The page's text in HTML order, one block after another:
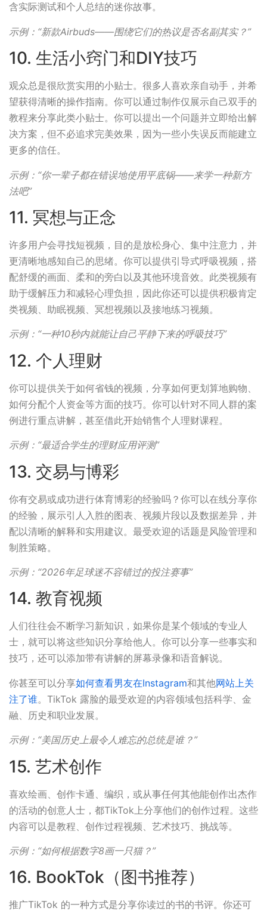
含实际测试和个人总结的迷你故事。
示例：“新款Airbuds——围绕它们的热议是否名副其实？”
10. 生活小窍门和DIY技巧
观众总是很欣赏实用的小贴士。很多人喜欢亲自动手，并希
望获得清晰的操作指南。你可以通过制作仅展示自己双手的
教程来分享此类小贴士。你可以提出一个问题并立即给出解
决方案，但不必追求完美效果，因为一些小失误反而能建立
更多的信任。
示例：“你一辈子都在错误地使用平底锅——来学一种新方
法吧”
11. 冥想与正念
许多用户会寻找短视频，目的是放松身心、集中注意力，并
更清晰地感知自己的思绪。你可以提供引导式呼吸视频，搭
配舒缓的画面、柔和的旁白以及其他环境音效。此类视频有
助于缓解压力和减轻心理负担，因此你还可以提供积极肯定
类视频、助眠视频、冥想视频以及接地练习视频。
示例：“一种10秒内就能让自己平静下来的呼吸技巧”
12. 个人理财
你可以提供关于如何省钱的视频，分享如何更划算地购物、
如何分配个人资金等方面的技巧。你可以针对不同人群的案
例进行重点讲解，甚至借此开始销售个人理财课程。
示例：“最适合学生的理财应用评测”
13. 交易与博彩
你有交易或成功进行体育博彩的经验吗？你可以在线分享你
的经验，展示引人入胜的图表、视频片段以及数据差异，并
配以清晰的解释和实用建议。最受欢迎的话题是风险管理和
制胜策略。
示例：“2026年足球迷不容错过的投注赛事”
14. 教育视频
人们往往会不断学习新知识，如果你是某个领域的专业人
士，就可以将这些知识分享给他人。你可以分享一些事实和
技巧，还可以添加带有讲解的屏幕录像和语音解说。
你甚至可以分享如何查看男友在Instagram和其他网站上关
注了谁。TikTok 露脸的最受欢迎的内容领域包括科学、金
融、历史和职业发展。
示例：“美国历史上最令人难忘的总统是谁？”
15. 艺术创作
喜欢绘画、创作卡通、编织，或从事任何其他能创作出杰作
的活动的创意人士，都TikTok上分享他们的创作过程。这些
内容可以是教程、创作过程视频、艺术技巧、挑战等。
示例：“如何根据数字8画一只猫？”
16. BookTok（图书推荐）
推广TikTok 的一种方式是分享你读过的书的书评。你还可